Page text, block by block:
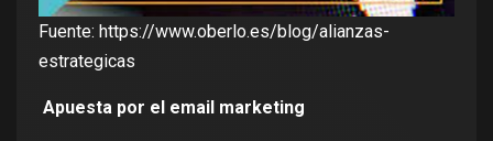
Fuente: https://www.oberlo.es/blog/alianzas-
estrategicas
Apuesta por el email marketing